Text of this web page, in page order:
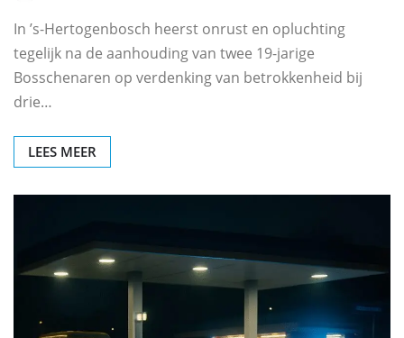
In ’s-Hertogenbosch heerst onrust en opluchting
tegelijk na de aanhouding van twee 19-jarige
Bosschenaren op verdenking van betrokkenheid bij
drie…
LEES MEER